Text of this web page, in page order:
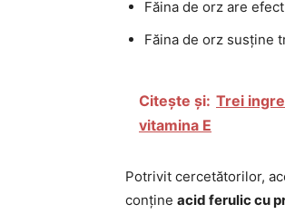
Făina de orz are
Făina de orz susține
Citește și: Trei
vitamina E
Potrivit cercetătorilor,
conține acid ferulic cu